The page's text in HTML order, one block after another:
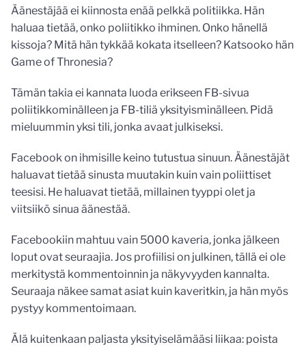
Äänestäjää ei kiinnosta enää pelkkä politiikka. Hän
haluaa tietää, onko poliitikko ihminen. Onko hänellä
kissoja? Mitä hän tykkää kokata itselleen? Katsooko hän
Game of Thronesia?
Tämän takia ei kannata luoda erikseen FB-sivua
poliitikkominälleen ja FB-tiliä yksityisminälleen. Pidä
mieluummin yksi tili, jonka avaat julkiseksi.
Facebook on ihmisille keino tutustua sinuun. Äänestäjät
haluavat tietää sinusta muutakin kuin vain poliittiset
teesisi. He haluavat tietää, millainen tyyppi olet ja
viitsiikö sinua äänestää.
Facebookiin mahtuu vain 5000 kaveria, jonka jälkeen
loput ovat seuraajia. Jos profiilisi on julkinen, tällä ei ole
merkitystä kommentoinnin ja näkyvyyden kannalta.
Seuraaja näkee samat asiat kuin kaveritkin, ja hän myös
pystyy kommentoimaan.
Älä kuitenkaan paljasta yksityiselämääsi liikaa: poista